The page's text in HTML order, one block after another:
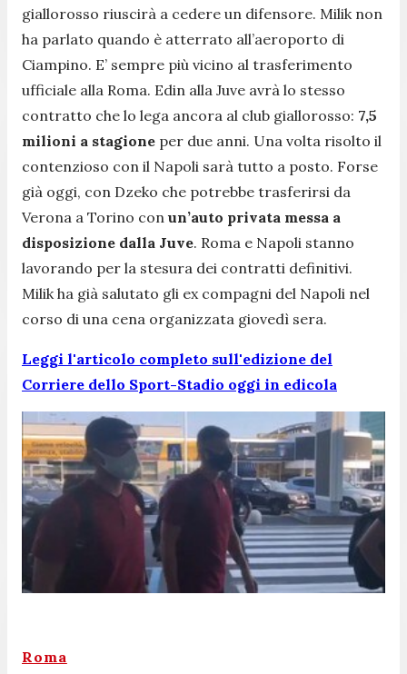
giallorosso riuscirà a cedere un difensore. Milik non
ha parlato quando è atterrato all’aeroporto di
Ciampino. E’ sempre più vicino al trasferimento
ufficiale alla Roma. Edin alla Juve avrà lo stesso
contratto che lo lega ancora al club giallorosso: 7,5
milioni a stagione per due anni. Una volta risolto il
contenzioso con il Napoli sarà tutto a posto. Forse
già oggi, con Dzeko che potrebbe trasferirsi da
Verona a Torino con un’auto privata messa a
disposizione dalla Juve. Roma e Napoli stanno
lavorando per la stesura dei contratti definitivi.
Milik ha già salutato gli ex compagni del Napoli nel
corso di una cena organizzata giovedì sera.
Leggi l'articolo completo sull'edizione del
Corriere dello Sport-Stadio oggi in edicola
Roma